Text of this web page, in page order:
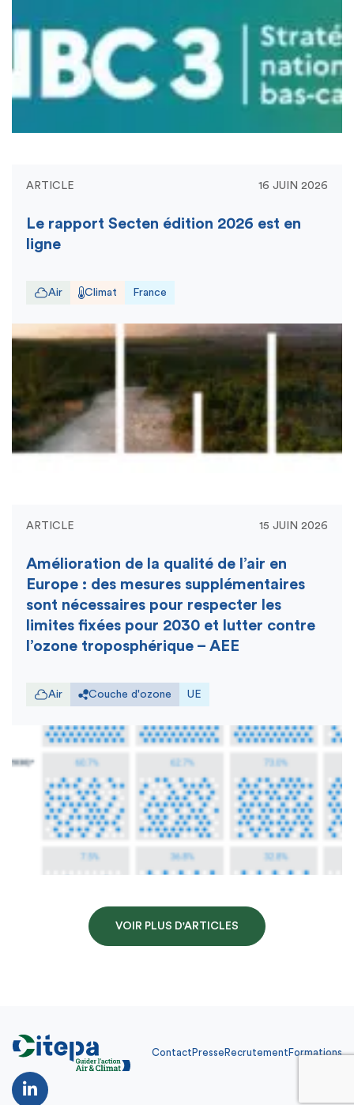
ARTICLE 16 JUIN 2026
Le rapport Secten édition 2026 est en
ligne
Air Climat France
ARTICLE 15 JUIN 2026
Amélioration de la qualité de l’air en
Europe : des mesures supplémentaires
sont nécessaires pour respecter les
limites fixées pour 2030 et lutter contre
l’ozone troposphérique – AEE
Air Couche d'ozone UE
VOIR PLUS D'ARTICLES
Contact Presse Recrutement Formations